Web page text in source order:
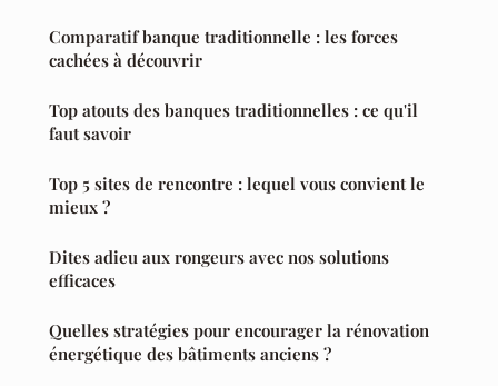
Comparatif banque traditionnelle : les forces
cachées à découvrir
Top atouts des banques traditionnelles : ce qu'il
faut savoir
Top 5 sites de rencontre : lequel vous convient le
mieux ?
Dites adieu aux rongeurs avec nos solutions
efficaces
Quelles stratégies pour encourager la rénovation
énergétique des bâtiments anciens ?